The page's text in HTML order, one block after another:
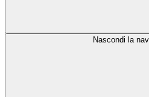
Nascondi la